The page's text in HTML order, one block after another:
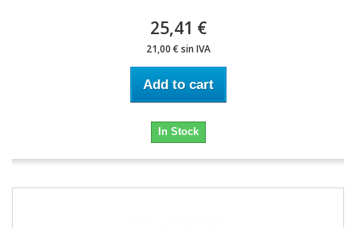
25,41 €
21,00 € sin IVA
Add to cart
In Stock